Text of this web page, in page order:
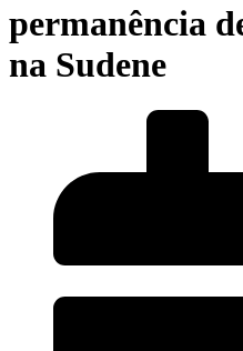
permanência
na Sudene